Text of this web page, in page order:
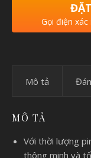
Gọi điện
Mô tả
MÔ TẢ
Với thời lượng
thông minh và